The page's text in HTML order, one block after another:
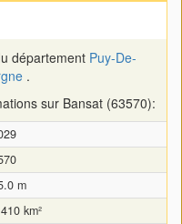
département Puy-De-
.
sur Bansat (63570):
m
km²